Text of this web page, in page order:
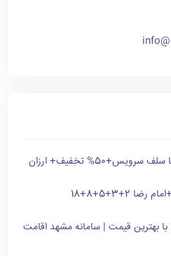
تخفیف+ ارزان
با بهترین قیمت | سامانه مشهد اقامت